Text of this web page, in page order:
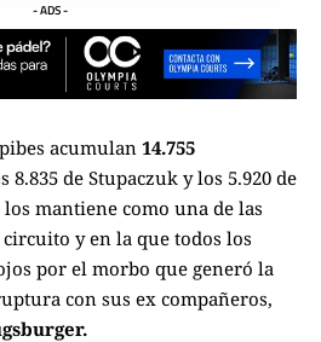
- ADS -
acumulan 14.755
8.835 de Stupaczuk y los 5.920 de
mantiene como una de las
y en la que todos los
por el morbo que generó la
con sus ex compañeros,